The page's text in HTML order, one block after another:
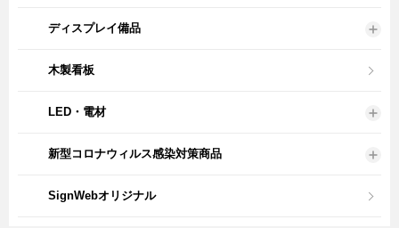
ディスプレイ備品
木製看板
LED・電材
新型コロナウィルス感染対策商品
SignWebオリジナル